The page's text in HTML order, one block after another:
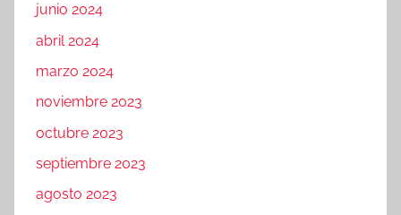
junio 2024
abril 2024
marzo 2024
noviembre 2023
octubre 2023
septiembre 2023
agosto 2023